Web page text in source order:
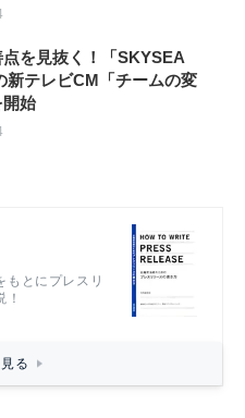
を見抜く！「SKYSEA
テレビCM「チームの変
始
もとにプレスリ
る